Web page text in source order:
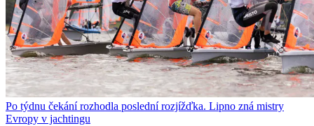
Po týdnu čekání rozhodla poslední rozjížďka. Lipno zná mistry
Evropy v jachtingu